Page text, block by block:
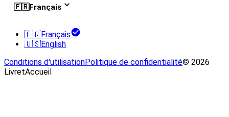
🇫🇷Français
🇫🇷Français
🇺🇸English
Conditions d'utilisationPolitique de confidentialité© 2026
LivretAccueil